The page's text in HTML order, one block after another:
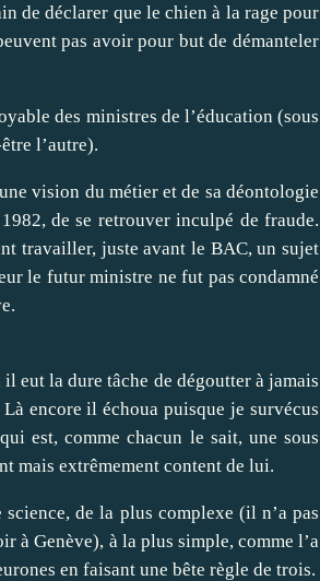
de déclarer que le chien à la rage pour
pas avoir pour but de démanteler
des ministres de l’éducation (sous
l’autre).
vision du métier et de sa déontologie
de se retrouver inculpé de fraude.
travailler, juste avant le BAC, un sujet
le futur ministre ne fut pas condamné
eut la dure tâche de dégoutter à jamais
encore il échoua puisque je survécus
est, comme chacun le sait, une sous
mais extrêmement content de lui.
de la plus complexe (il n’a pas
à Genève), à la plus simple, comme l’a
en faisant une bête règle de trois.